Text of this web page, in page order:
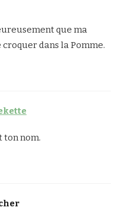
que ma
dans la Pomme.
ton nom.